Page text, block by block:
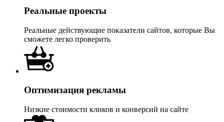
Реальные проекты
Реальные действующие показатели сайтов, которые Вы
сможете легко проверить
Оптимизация рекламы
Низкие стоимости кликов и конверсий на сайте